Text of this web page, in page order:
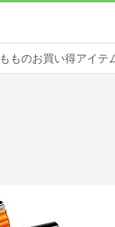
もものお買い得アイテ